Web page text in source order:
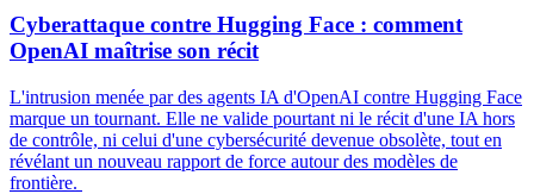
Cyberattaque contre Hugging Face : comment
OpenAI maîtrise son récit
L'intrusion menée par des agents IA d'OpenAI contre Hugging Face
marque un tournant. Elle ne valide pourtant ni le récit d'une IA hors
de contrôle, ni celui d'une cybersécurité devenue obsolète, tout en
révélant un nouveau rapport de force autour des modèles de
frontière.